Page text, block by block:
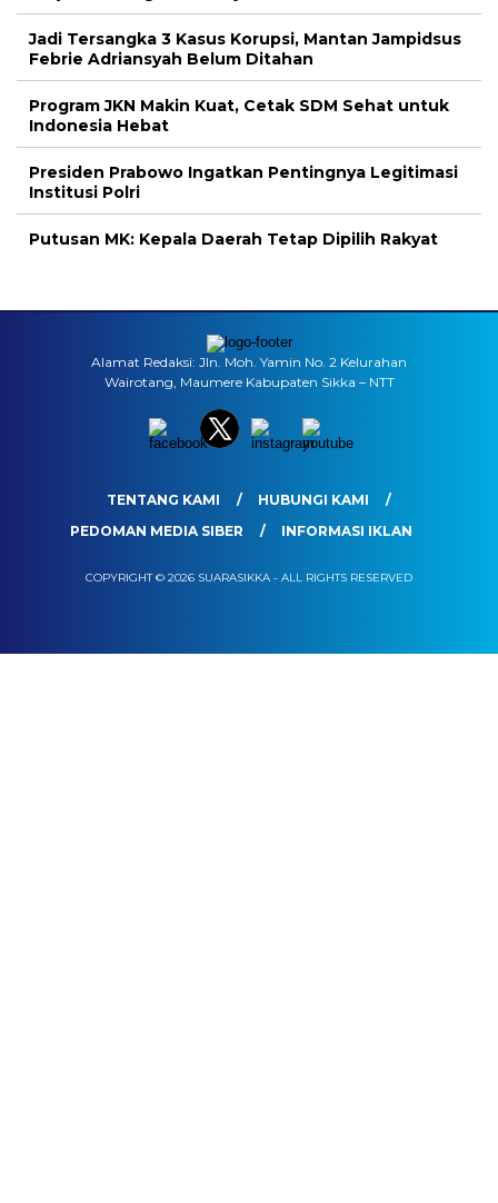
Jadi Tersangka 3 Kasus Korupsi, Mantan Jampidsus
Febrie Adriansyah Belum Ditahan
Program JKN Makin Kuat, Cetak SDM Sehat untuk
Indonesia Hebat
Presiden Prabowo Ingatkan Pentingnya Legitimasi
Institusi Polri
Putusan MK: Kepala Daerah Tetap Dipilih Rakyat
Alamat Redaksi: Jln. Moh. Yamin No. 2 Kelurahan
Wairotang, Maumere Kabupaten Sikka – NTT
TENTANG KAMI
HUBUNGI KAMI
PEDOMAN MEDIA SIBER
INFORMASI IKLAN
COPYRIGHT © 2026 SUARASIKKA - ALL RIGHTS RESERVED